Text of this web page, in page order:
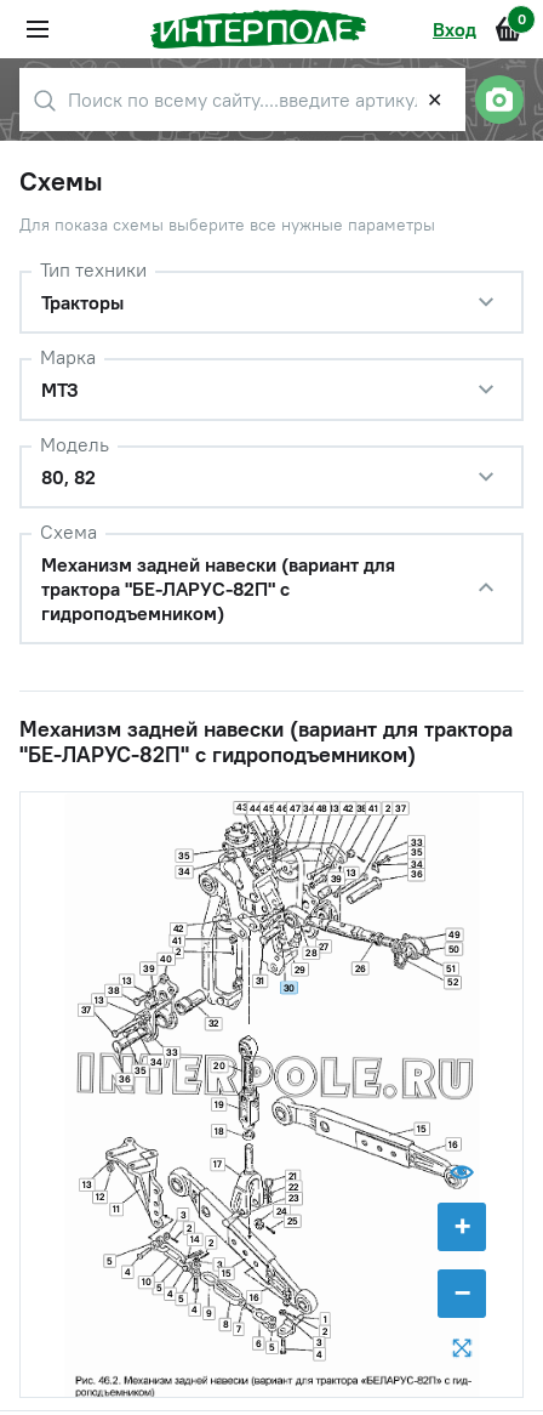
Вход 0
✕
Схемы
Для показа схемы выберите все нужные параметры
Тип техники
Тракторы
Марка
МТЗ
Модель
80, 82
Схема
Механизм задней навески (вариант для
трактора "БЕ-ЛАРУС-82П" с
гидроподъемником)
Механизм задней навески (вариант для трактора
"БЕ-ЛАРУС-82П" с гидроподъемником)
+
−
1
2
2
2
2
2
3
3
3
4
4
4
4
5
5
5
5
6
7
8
9
10
11
12
13
13
13
13
13
14
15
15
16
16
17
18
19
20
21
22
23
24
25
26
27
28
29
30
31
32
33
33
34
34
34
34
35
35
35
36
36
37
37
38
38
39
39
40
41
41
42
42
4344 45 46 47 48
49
50
51
52